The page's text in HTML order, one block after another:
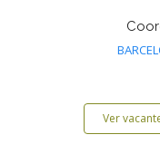
Ver